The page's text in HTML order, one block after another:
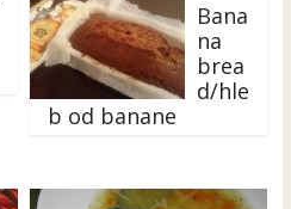
Bana
na
brea
d/hle
b od banane